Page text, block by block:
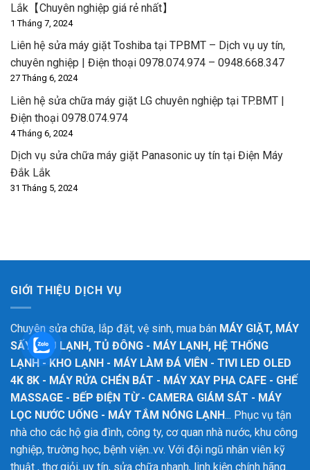
Lắk【Chuyên nghiệp giá rẻ nhất】
1 Tháng 7, 2024
Liên hệ sửa máy giặt Toshiba tại TPBMT – Dịch vụ uy tín,
chuyên nghiệp | Điện thoại 0978.074.974 – 0948.668.347
27 Tháng 6, 2024
Liên hệ sửa chữa máy giặt LG chuyên nghiệp tại TP.BMT |
Điện thoại 0978.074.974
4 Tháng 6, 2024
Dịch vụ sửa chữa máy giặt Panasonic uy tín tại Điện Máy
Đắk Lắk
31 Tháng 5, 2024
GIỚI THIỆU DỊCH VỤ
Chuyên sửa chữa, lắp đặt, vệ sinh, mua bán MÁY GIẶT, MÁY
SẤY - TỦ LẠNH, TỦ ĐÔNG - MÁY LẠNH, HỆ THỐNG
LẠNH - KHO LẠNH - MÁY LÀM ĐÁ VIÊN - TIVI LED OLED
4K 8K - MÁY RỬA CHÉN BÁT - MÁY XAY PHA CAFE - GHẾ
MASSAGE - BẾP ĐIỆN TỪ - CAMERA GIÁM SÁT - MÁY
LỌC NƯỚC UỐNG - MÁY TẮM NÓNG LẠNH... Phục vụ tận
nhà cho các hộ gia đình, công ty, cơ quan nhà nước, khu công
nghiệp, trường học, bệnh viện..vv. Với đội ngũ nhân viên kỹ
thuật , thợ giỏi, uy tín, sửa chữa nhanh, linh kiện chính hãng.